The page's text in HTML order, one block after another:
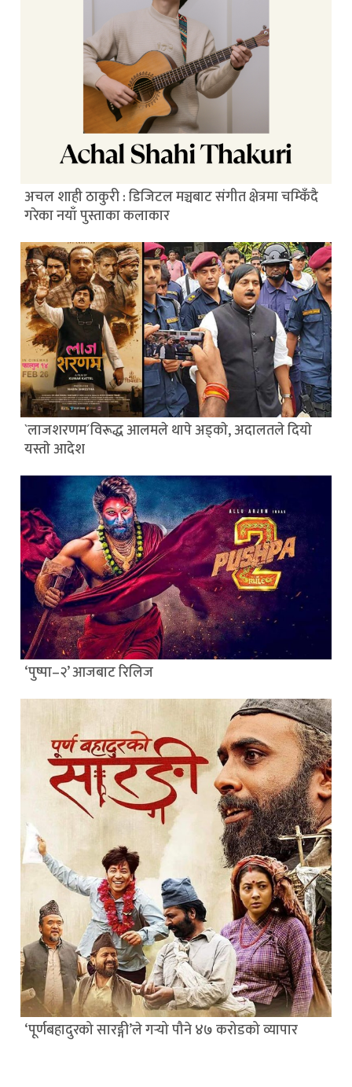
अचल शाही ठाकुरी : डिजिटल मञ्चबाट संगीत क्षेत्रमा चम्किँदै
गरेका नयाँ पुस्ताका कलाकार
`लाजशरणम´विरूद्ध आलमले थापे अड्काे, अदालतले दियाे
यस्ताे आदेश
‘पुष्पा–२’ आजबाट रिलिज
‘पूर्णबहादुरको सारङ्गी’ले गर्‍यो पौने ४७ करोडको व्यापार